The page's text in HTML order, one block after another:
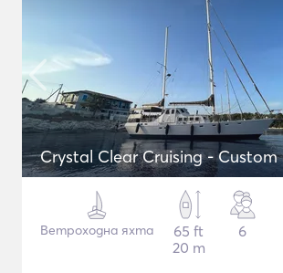
Crystal Clear Cruising - Custom
Ветроходна яхта
65 ft
20 m
6